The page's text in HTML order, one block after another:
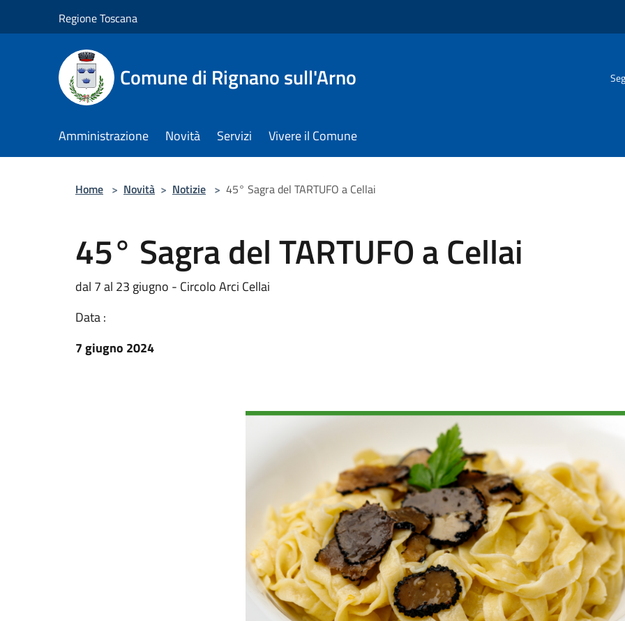
Regione Toscana
Comune di Rignano sull'Arno
Amministrazione Novità Servizi Vivere il Comune
Home > Novità > Notizie > 45° Sagra del TARTUFO a Cellai
45° Sagra del TARTUFO a Cellai
dal 7 al 23 giugno - Circolo Arci Cellai
Data :
7 giugno 2024